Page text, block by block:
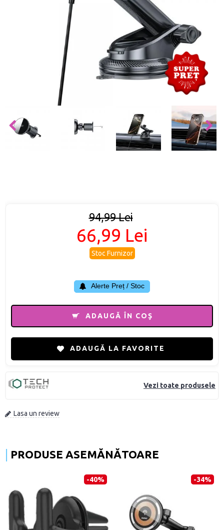
Vezi toate produsele
Lasa un review
94,99 Lei
66,99 Lei
Stoc Furnizor
Alerte Preț / Stoc
ADAUGĂ ÎN COŞ
ADAUGĂ LA FAVORITE
PRODUSE ASEMĂNĂTOARE
-40% -34%